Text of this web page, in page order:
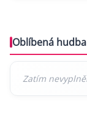
Oblíbená hudba